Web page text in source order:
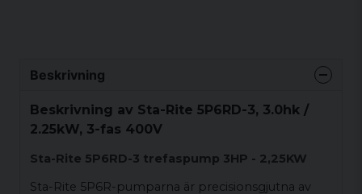
Beskrivning
Beskrivning av Sta-Rite 5P6RD-3, 3.0hk /
2.25kW, 3-fas 400V
Sta-Rite 5P6RD-3 trefaspump 3HP - 2,25KW
Sta-Rite 5P6R-pumparna är precisionsgjutna av